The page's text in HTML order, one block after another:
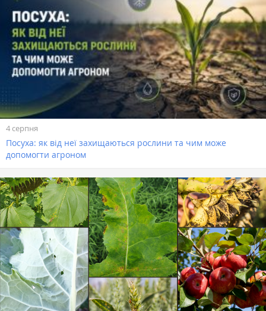
4 серпня
Посуха: як від неї захищаються рослини та чим може
допомогти агроном